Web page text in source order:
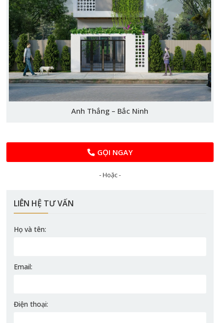
Anh Thắng – Bắc Ninh
GỌI NGAY
- Hoặc -
LIÊN HỆ TƯ VẤN
Họ và tên:
Email:
Điện thoại: